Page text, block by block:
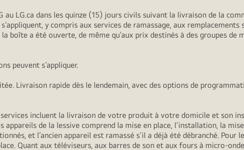
au LG.ca dans les quinze (15) jours civils suivant la livraison de la
y compris aux services de ramassage, aux remplacements
a été ouverte, de même qu’aux prix destinés à des groupes de
peuvent s’appliquer.
Livraison rapide dès le lendemain, avec des options de
incluent la livraison de votre produit à votre domicile et son
de la lessive comprend la mise en place, l’installation, la
et l’ancien appareil est ramassé s’il a déjà été débranché. Pour
Quant aux téléviseurs, aux barres de son et aux fours à micro-